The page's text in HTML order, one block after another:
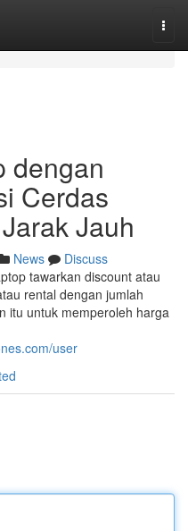
dengan
Cerdas
Jauh
News
Discuss
tawarkan discount atau
rental dengan jumlah
itu untuk memperoleh harga
user